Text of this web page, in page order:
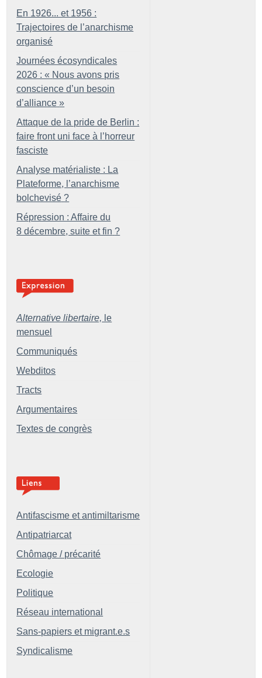
En 1926... et 1956 :
Trajectoires de l’anarchisme
organisé
Journées écosyndicales
2026 : « Nous avons pris
conscience d’un besoin
d’alliance »
Attaque de la pride de Berlin :
faire front uni face à l’horreur
fasciste
Analyse matérialiste : La
Plateforme, l’anarchisme
bolchevisé ?
Répression : Affaire du
8 décembre, suite et fin ?
Alternative libertaire, le
mensuel
Communiqués
Webditos
Tracts
Argumentaires
Textes de congrès
Antifascisme et antimiltarisme
Antipatriarcat
Chômage / précarité
Ecologie
Politique
Réseau international
Sans-papiers et migrant.e.s
Syndicalisme